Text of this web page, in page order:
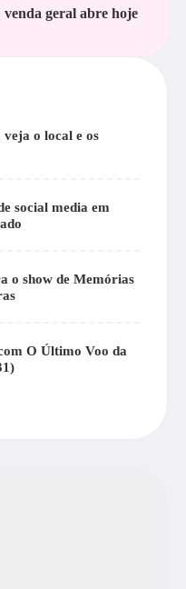
venda geral abre hoje
o local e os
social media em
o show de Memórias
O Último Voo da